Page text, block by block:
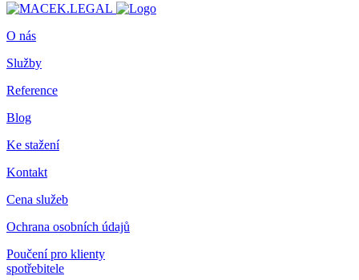
O nás
Služby
Reference
Blog
Ke stažení
Kontakt
Cena služeb
Ochrana osobních údajů
Poučení pro klienty
spotřebitele